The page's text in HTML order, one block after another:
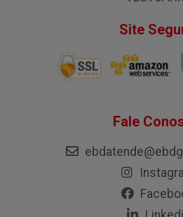
Site
Fale